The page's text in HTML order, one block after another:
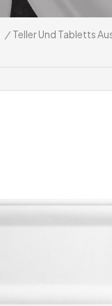
/ Teller Und Tabletts